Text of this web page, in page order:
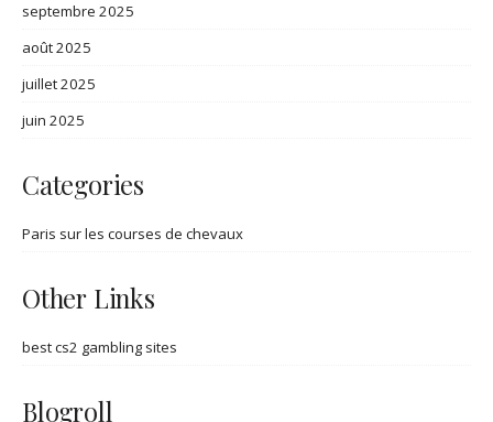
septembre 2025
août 2025
juillet 2025
juin 2025
Categories
Paris sur les courses de chevaux
Other Links
best cs2 gambling sites
Blogroll